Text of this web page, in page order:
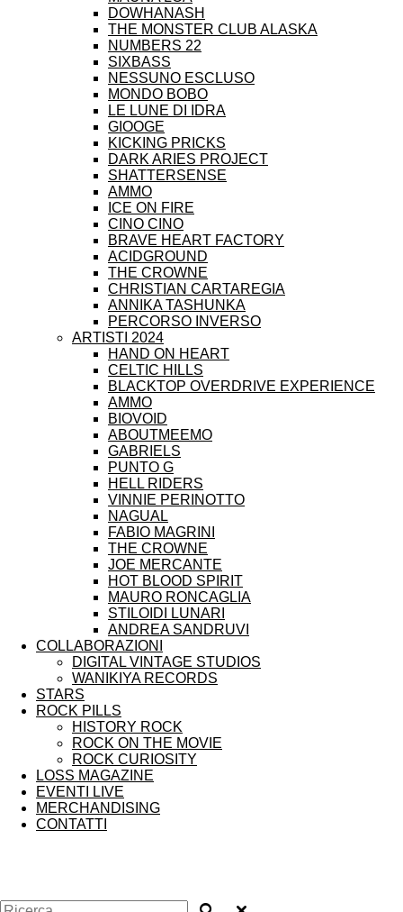
DOWHANASH
THE MONSTER CLUB ALASKA
NUMBERS 22
SIXBASS
NESSUNO ESCLUSO
MONDO BOBO
LE LUNE DI IDRA
GIOOGE
KICKING PRICKS
DARK ARIES PROJECT
SHATTERSENSE
AMMO
ICE ON FIRE
CINO CINO
BRAVE HEART FACTORY
ACIDGROUND
THE CROWNE
CHRISTIAN CARTAREGIA
ANNIKA TASHUNKA
PERCORSO INVERSO
ARTISTI 2024
HAND ON HEART
CELTIC HILLS
BLACKTOP OVERDRIVE EXPERIENCE
AMMO
BIOVOID
ABOUTMEEMO
GABRIELS
PUNTO G
HELL RIDERS
VINNIE PERINOTTO
NAGUAL
FABIO MAGRINI
THE CROWNE
JOE MERCANTE
HOT BLOOD SPIRIT
MAURO RONCAGLIA
STILOIDI LUNARI
ANDREA SANDRUVI
COLLABORAZIONI
DIGITAL VINTAGE STUDIOS
WANIKIYA RECORDS
STARS
ROCK PILLS
HISTORY ROCK
ROCK ON THE MOVIE
ROCK CURIOSITY
LOSS MAGAZINE
EVENTI LIVE
MERCHANDISING
CONTATTI